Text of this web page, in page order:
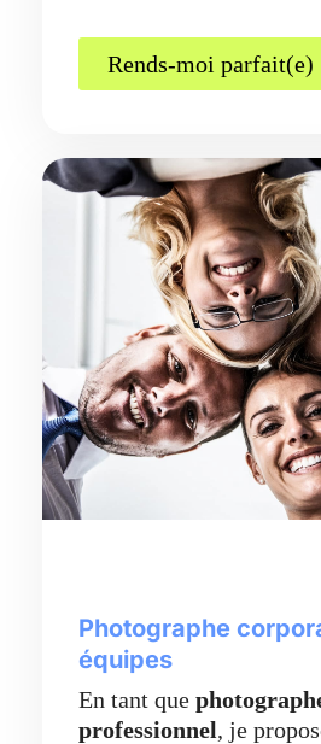
Rends-moi parfait(e)
Photographe
équipes
En tant que
professionnel, je